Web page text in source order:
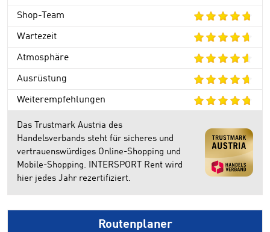
Shop-Team
Wartezeit
Atmosphäre
Ausrüstung
Weiterempfehlungen
Das Trustmark Austria des
Handelsverbands steht für sicheres und
vertrauenswürdiges Online-Shopping und
Mobile-Shopping. INTERSPORT Rent wird
hier jedes Jahr rezertifiziert.
Routenplaner